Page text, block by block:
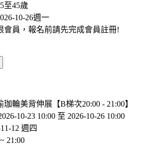
至45歲
10-26週一
會員，報名前請先完成會員註冊!
珈輪美背伸展【B梯次20:00 - 21:00】
10-23 10:00 至 2026-10-26 10:00
12 週四
21:00